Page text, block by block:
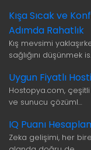
Kışa Sıcak ve
Adımda Rahatlık
Kış mevsimi
sağlığını düşünmek
Uygun Fiyatlı
Hostopya.com,
ve sunucu çözüml…
IQ Puanı
Zeka gelişimi, her